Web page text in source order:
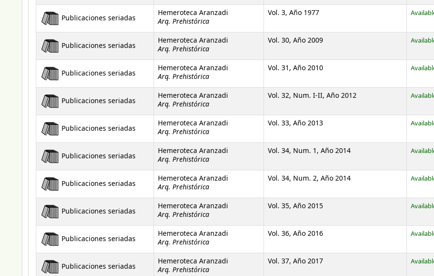
Publicaciones seriadas
Hemeroteca Aranzadi
Arq. Prehistórica
Vol. 3, Año 1977
Publicaciones seriadas
Hemeroteca Aranzadi
Arq. Prehistórica
Vol. 30, Año 2009
Publicaciones seriadas
Hemeroteca Aranzadi
Arq. Prehistórica
Vol. 31, Año 2010
Publicaciones seriadas
Hemeroteca Aranzadi
Arq. Prehistórica
Vol. 32, Num. I-II, Año 2012
Publicaciones seriadas
Hemeroteca Aranzadi
Arq. Prehistórica
Vol. 33, Año 2013
Publicaciones seriadas
Hemeroteca Aranzadi
Arq. Prehistórica
Vol. 34, Num. 1, Año 2014
Publicaciones seriadas
Hemeroteca Aranzadi
Arq. Prehistórica
Vol. 34, Num. 2, Año 2014
Publicaciones seriadas
Hemeroteca Aranzadi
Arq. Prehistórica
Vol. 35, Año 2015
Publicaciones seriadas
Hemeroteca Aranzadi
Arq. Prehistórica
Vol. 36, Año 2016
Publicaciones seriadas
Hemeroteca Aranzadi
Arq. Prehistórica
Vol. 37, Año 2017